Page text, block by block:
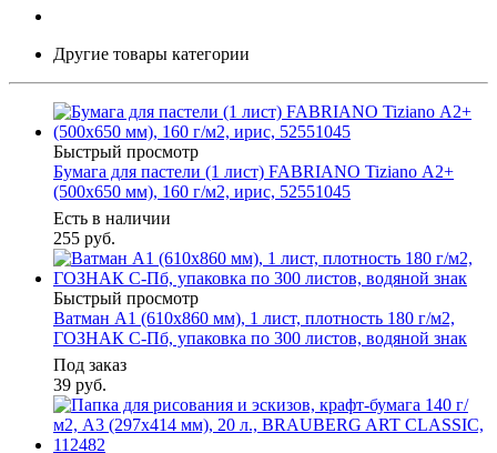
Другие товары категории
Быстрый просмотр
Бумага для пастели (1 лист) FABRIANO Tiziano А2+
(500х650 мм), 160 г/м2, ирис, 52551045
Есть в наличии
255 руб.
Быстрый просмотр
Ватман А1 (610х860 мм), 1 лист, плотность 180 г/м2,
ГОЗНАК С-Пб, упаковка по 300 листов, водяной знак
Под заказ
39 руб.